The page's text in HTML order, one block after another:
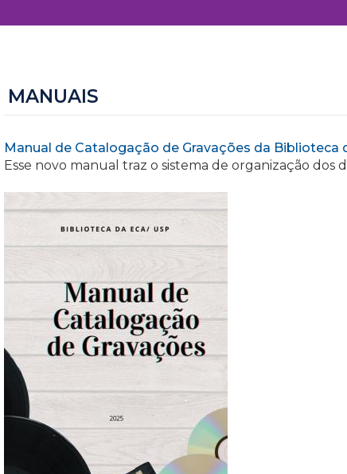
MANUAIS
Manual de Catalogação de Gravações da Biblioteca
Esse novo manual traz o sistema de organização dos